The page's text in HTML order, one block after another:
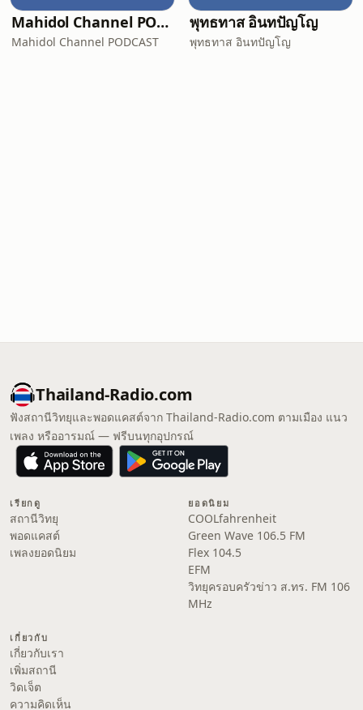
Mahidol Channel PODCAST
Mahidol Channel PODCAST
พุทธทาส อินทปัญโญ
พุทธทาส อินทปัญโญ
Thailand-Radio.com
ฟังสถานีวิทยุและพอดแคสต์จาก Thailand-Radio.com ตามเมือง แนว
เพลง หรืออารมณ์ — ฟรีบนทุกอุปกรณ์
เรียกดู
สถานีวิทยุ
พอดแคสต์
เพลงยอดนิยม
ยอดนิยม
COOLfahrenheit
Green Wave 106.5 FM
Flex 104.5
EFM
วิทยุครอบครัวข่าว ส.ทร. FM 106
MHz
เกี่ยวกับ
เกี่ยวกับเรา
เพิ่มสถานี
วิดเจ็ต
ความคิดเห็น